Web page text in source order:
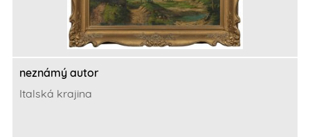
neznámý autor
Italská krajina